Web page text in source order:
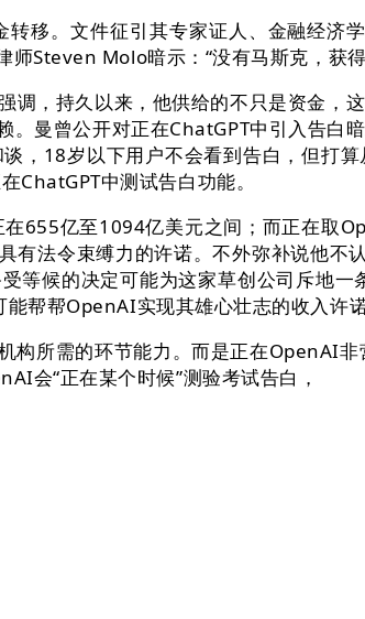
。文件征引其专家证人、金融经济
Steven Molo暗示：“没有马斯克，获
，持久以来，他供给的不只是资金，
曼曾公开对正在ChatGPT中引入告白
，18岁以下用户不会看到告白，但打
ChatGPT中测试告白功能。
亿至1094亿美元之间；而正在取
法令束缚力的许诺。不外弥补说他
等候的决定可能为这家草创公司斥地
帮帮OpenAI实现其雄心壮志的收入许
需的环节能力。而是正在OpenAI非
会“正在某个时候”测验考试告白，